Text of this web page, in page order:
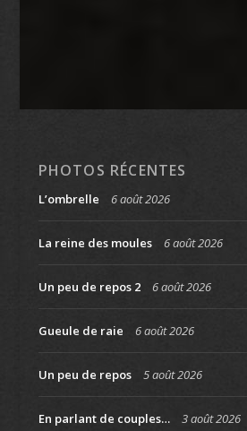
PHOTOS RÉCENTES
L’ombrelle 6 août 2026
La reine des moules 6 août 2026
Un peu de repos 2 6 août 2026
Gueule de raie 6 août 2026
Un peu de repos 5 août 2026
En parlant de couples… 3 août 2026